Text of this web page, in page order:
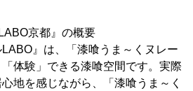
京都』の概要
』は、「漆喰うま～くヌレー
体験」できる漆喰空間です。実際
地を感じながら、「漆喰うま～く